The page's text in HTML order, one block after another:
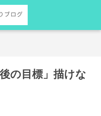
の目標」描けな